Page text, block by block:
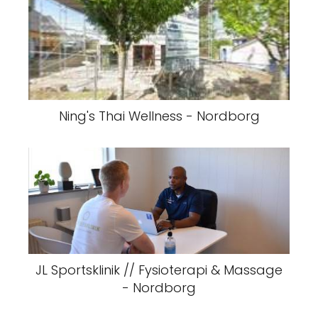
Ning's Thai Wellness - Nordborg
JL Sportsklinik // Fysioterapi & Massage
- Nordborg